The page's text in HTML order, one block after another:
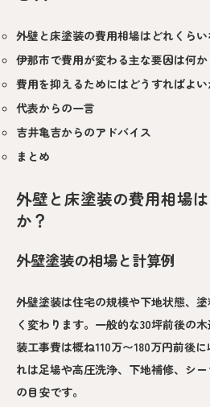
外壁と床塗装の費用相場はどれくらい
伊那市で費用が変わる主な要因は何か
費用を抑えるためにはどうすればよい
代表からの一言
吉井亀吉からのアドバイス
まとめ
外壁と床塗装の費用相場
か？
外壁塗装の相場と計算例
外壁塗装は住宅の規模や下地状態、
く変わります。一般的な30坪前後の
装工事費は概ね110万〜180万円前後
れは足場や高圧洗浄、下地補修、シ
の目安です。